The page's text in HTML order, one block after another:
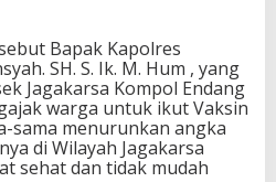
Bapak Kapolres
SH. S. Ik. M. Hum , yang
Jagakarsa Kompol Endang
warga untuk ikut Vaksin
sama menurunkan angka
di Wilayah Jagakarsa
sehat dan tidak mudah